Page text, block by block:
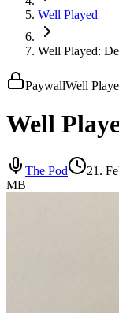
Well Played
Well Played:
PaywallWell
Well
The Pod 21.
MB